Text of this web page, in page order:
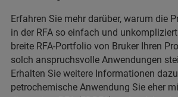
Erfahren Sie mehr darüber, warum die
in der RFA so einfach und
breite RFA-Portfolio von Bruker Ihren
solch anspruchsvolle Anwendungen
Erhalten Sie weitere Informationen
petrochemische Anwendung Sie eher